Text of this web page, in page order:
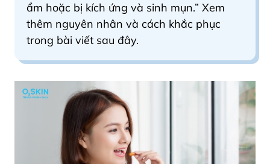
ẩm hoặc bị kích ứng và sinh mụn.” Xem
thêm nguyên nhân và cách khắc phục
trong bài viết sau đây.